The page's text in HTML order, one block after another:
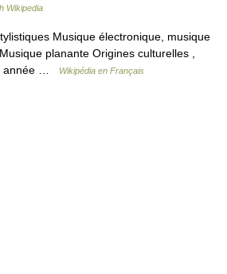
Wikipedia
Musique électronique, musique
planante Origines culturelles ,
année …
Wikipédia en Français